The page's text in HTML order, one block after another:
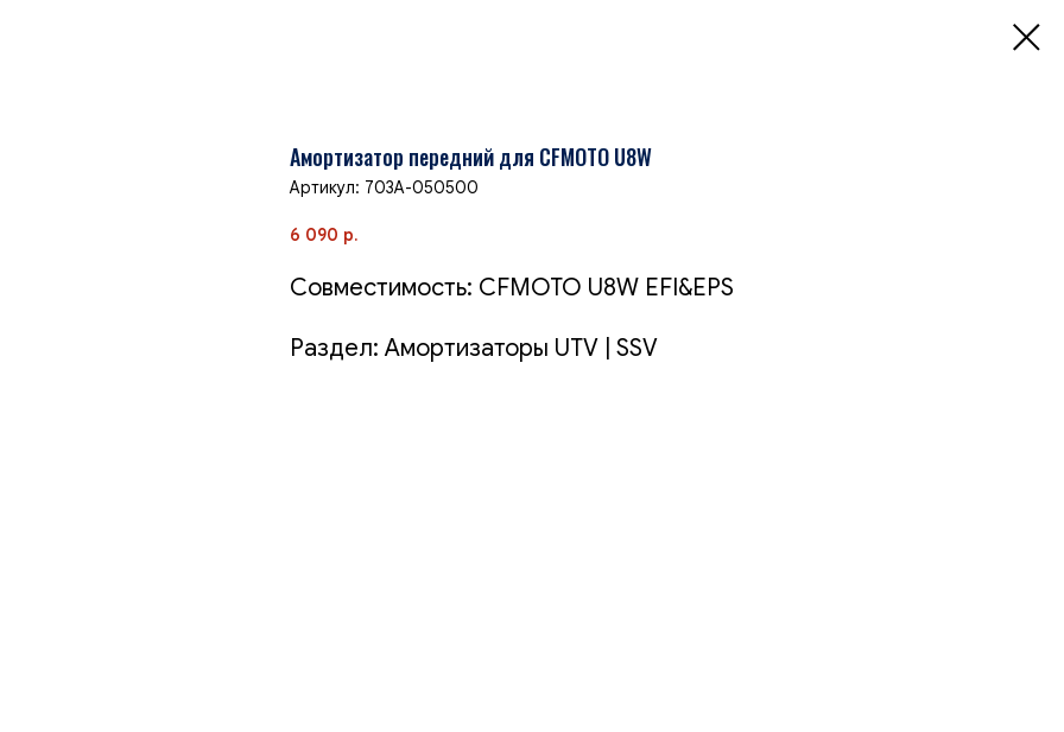
Амортизатор передний для CFMOTO U8W
Артикул: 703A-050500
6 090 р.
Совместимость: CFMOTO U8W EFI&EPS
Раздел: Амортизаторы UTV | SSV